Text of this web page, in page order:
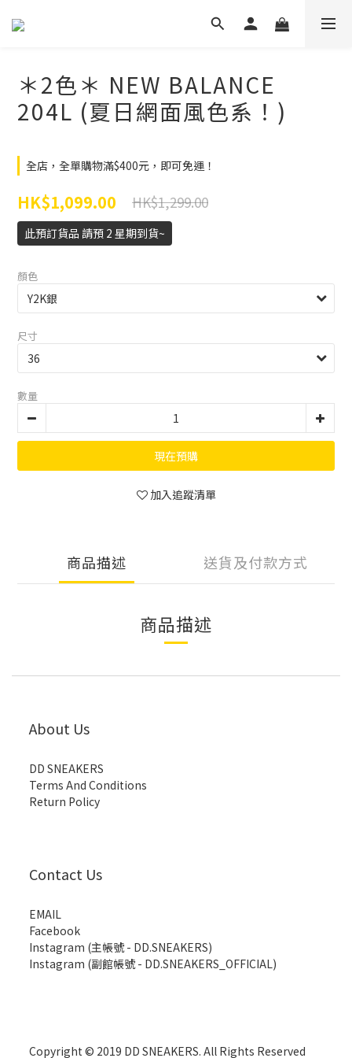
＊2色＊ NEW BALANCE
204L (夏日網面風色系！)
全店，全單購物滿$400元，即可免運！
HK$1,099.00 HK$1,299.00
此預訂貨品 請預 2 星期到貨~
顏色
尺寸
數量
現在預購
加入追蹤清單
商品描述 送貨及付款方式
商品描述
About Us
DD SNEAKERS
Terms And Conditions
Return Policy
Contact Us
EMAIL
Facebook
Instagram (主帳號 - DD.SNEAKERS)
Instagram (副館帳號 - DD.SNEAKERS_OFFICIAL)
Copyright © 2019 DD SNEAKERS. All Rights Reserved